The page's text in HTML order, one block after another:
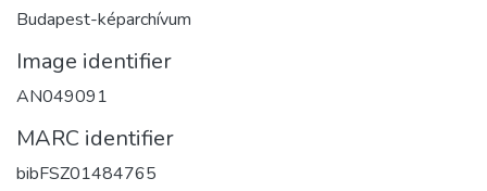
Budapest-képarchívum
Image identifier
AN049091
MARC identifier
bibFSZ01484765